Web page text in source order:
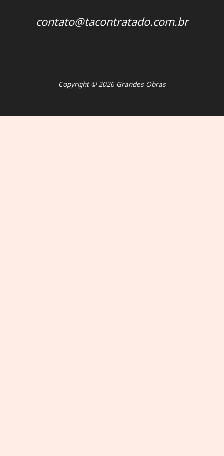
contato@tacontratado.com.br
Copyright © 2026 Grandes Obras